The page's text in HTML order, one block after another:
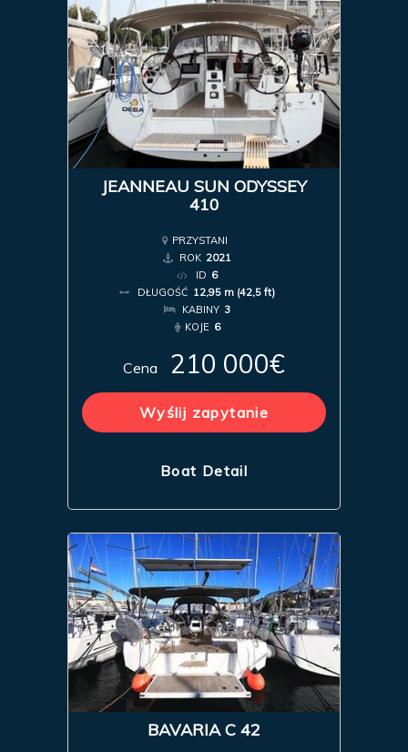
JEANNEAU SUN ODYSSEY
410
PRZYSTANI
ROK 2021
ID 6
DŁUGOŚĆ 12,95 m (42,5 ft)
KABINY 3
KOJE 6
Cena 210 000€
Wyślij zapytanie
Boat Detail
BAVARIA C 42